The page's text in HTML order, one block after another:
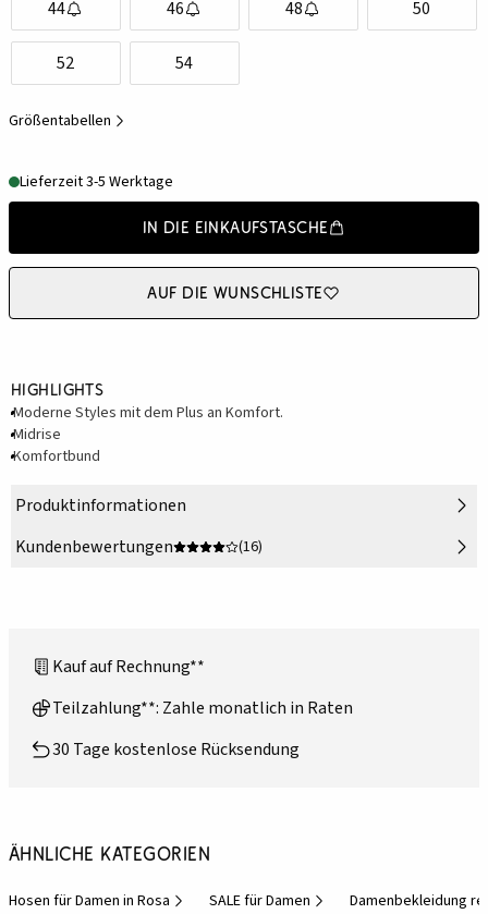
44 46 48 50
52 54
Größentabellen
Lieferzeit 3-5 Werktage
In die Einkaufstasche
Auf die Wunschliste
Highlights
Moderne Styles mit dem Plus an Komfort.
Midrise
Komfortbund
Produktinformationen
Kundenbewertungen
(16)
Kauf auf Rechnung**
Teilzahlung**: Zahle monatlich in Raten
30 Tage kostenlose Rücksendung
Ähnliche Kategorien
Hosen für Damen in Rosa SALE für Damen Damenbekleidung